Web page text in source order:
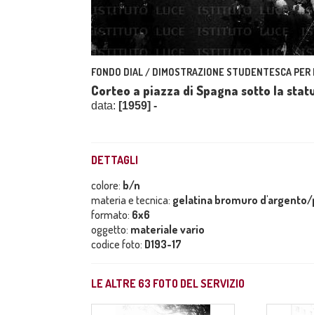
FONDO DIAL / DIMOSTRAZIONE STUDENTESCA
Corteo a piazza di Spagna sotto la
data: [1959] -
DETTAGLI
colore: b/n
materia e tecnica: gelatina bromuro
formato: 6x6
oggetto: materiale vario
codice foto: D193-17
LE ALTRE 63 FOTO DEL SERVIZIO